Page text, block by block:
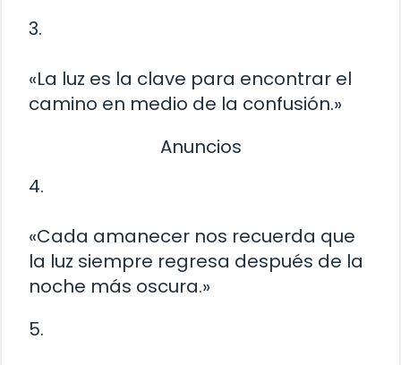
3.
«La luz es la clave para encontrar el
camino en medio de la confusión.»
Anuncios
4.
«Cada amanecer nos recuerda que
la luz siempre regresa después de la
noche más oscura.»
5.